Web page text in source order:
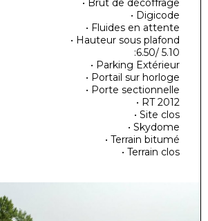
• Brut de décoffrage
• Digicode
• Fluides en attente
• Hauteur sous plafond
:6.50/ 5.10
• Parking Extérieur
• Portail sur horloge
• Porte sectionnelle
• RT 2012
• Site clos
• Skydome
• Terrain bitumé
• Terrain clos